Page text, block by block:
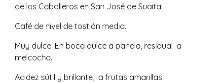
de los Caballeros en San José de Suaita.
Café de nivel de tostión media.
Muy dulce. En boca dulce a panela, residual a
melcocha.
Acidez sútil y brillante, a frutas amarillas.